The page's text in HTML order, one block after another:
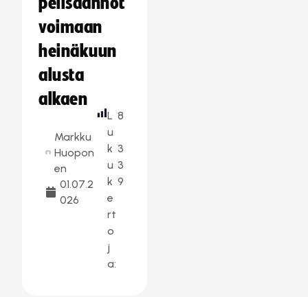
voimaan
heinäkuun
alusta
alkaen
Markku
Huopon
en
01.07.2
026
L
u
k
u
k
e
rt
o
j
a:
8
3
3
9